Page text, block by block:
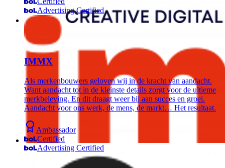
Advertising Certified
IMMX
Als merkenbouwers geloven wij in de kracht van aandacht.
Want aandacht tot in de kleinste details zorgt voor de ultieme
merkbeleving. En dit draagt weer bij aan succes en groei.
Aandacht voor ons werk, de mens, de markt… Het resultaat.
Ambassador
Certified
Advertising Certified